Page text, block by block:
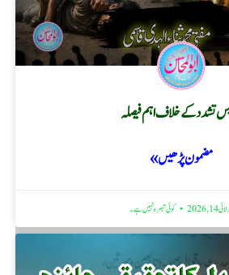
تشدد کے خلاف اہم فیصلہ
مضمون پڑھیں »
14, 2026 کوئی تبصرہ نہیں ہے۔